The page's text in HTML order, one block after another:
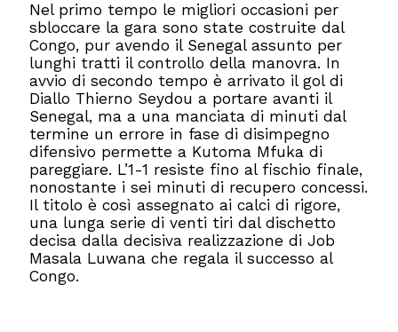
Nel primo tempo le migliori occasioni per
sbloccare la gara sono state costruite dal
Congo, pur avendo il Senegal assunto per
lunghi tratti il controllo della manovra. In
avvio di secondo tempo è arrivato il gol di
Diallo Thierno Seydou a portare avanti il
Senegal, ma a una manciata di minuti dal
termine un errore in fase di disimpegno
difensivo permette a Kutoma Mfuka di
pareggiare. L’1-1 resiste fino al fischio finale,
nonostante i sei minuti di recupero concessi.
Il titolo è così assegnato ai calci di rigore,
una lunga serie di venti tiri dal dischetto
decisa dalla decisiva realizzazione di Job
Masala Luwana che regala il successo al
Congo.